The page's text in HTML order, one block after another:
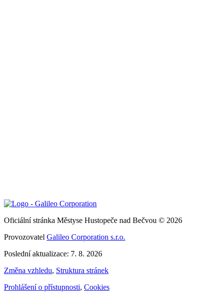
Oficiální stránka Městyse Hustopeče nad Bečvou © 2026
Provozovatel Galileo Corporation s.r.o.
Poslední aktualizace: 7. 8. 2026
Změna vzhledu, Struktura stránek
Prohlášení o přístupnosti, Cookies